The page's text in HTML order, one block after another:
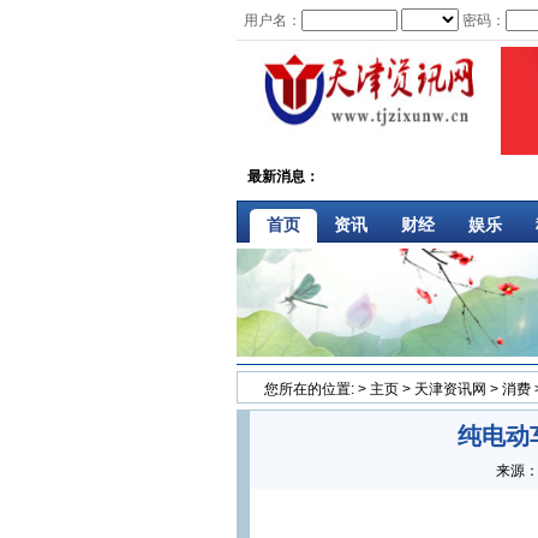
用户名： 密码：
最新消息：
首页 资讯 财经 娱乐
您所在的位置: > 主页 > 天津资讯网 > 消费
纯电动
来源：